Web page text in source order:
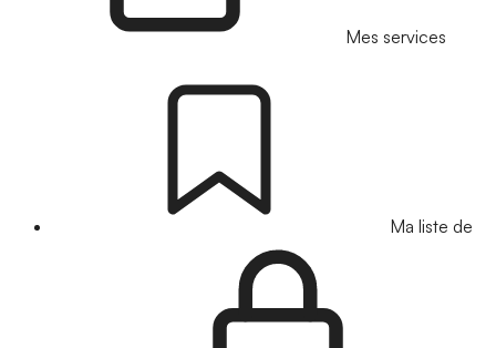
Mes services
Ma liste de